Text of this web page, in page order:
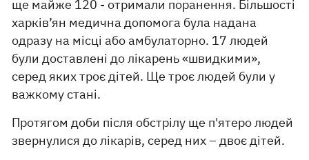
ще майже 120 - отримали поранення. Більшості
харків’ян медична допомога була надана
одразу на місці або амбулаторно. 17 людей
були доставлені до лікарень «швидкими»,
серед яких троє дітей. Ще троє людей були у
важкому стані.
Протягом доби після обстрілу ще п'ятеро людей
звернулися до лікарів, серед них – двоє дітей.